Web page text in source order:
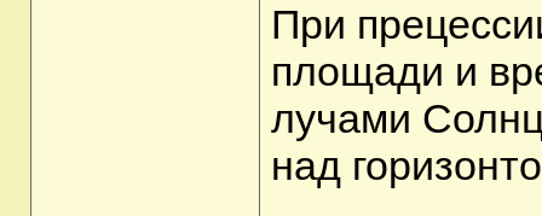
При
площади и
лучами
над